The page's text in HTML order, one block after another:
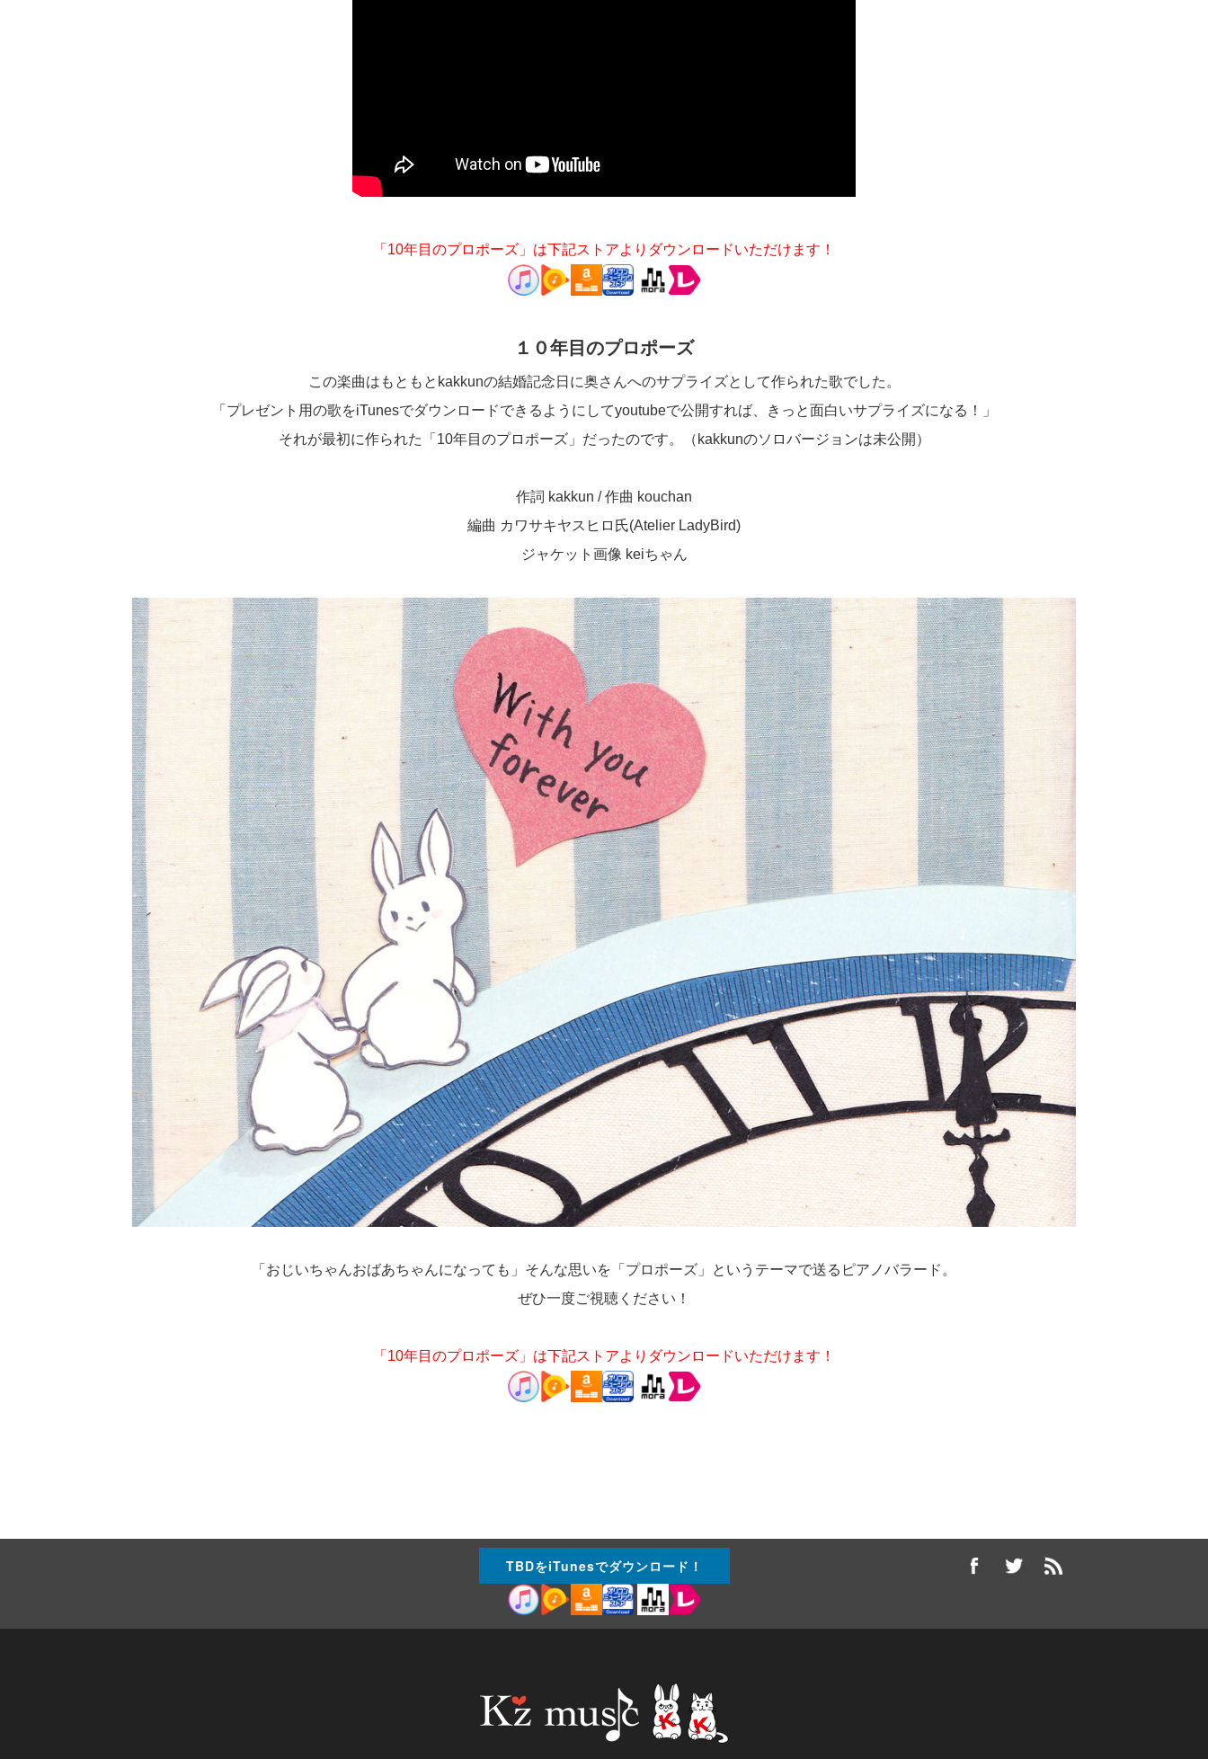
「10年目のプロポーズ」は下記ストアよりダウンロードいただけます！
１０年目のプロポーズ
この楽曲はもともとkakkunの結婚記念日に奥さんへのサプライズとして作られた歌でした。
「プレゼント用の歌をiTunesでダウンロードできるようにしてyoutubeで公開すれば、きっと面白いサプライズになる！」
それが最初に作られた「10年目のプロポーズ」だったのです。（kakkunのソロバージョンは未公開）
作詞 kakkun / 作曲 kouchan
編曲 カワサキヤスヒロ氏(Atelier LadyBird)
ジャケット画像 keiちゃん
「おじいちゃんおばあちゃんになっても」そんな思いを「プロポーズ」というテーマで送るピアノバラード。
ぜひ一度ご視聴ください！
「10年目のプロポーズ」は下記ストアよりダウンロードいただけます！
TBDをiTunesでダウンロード！